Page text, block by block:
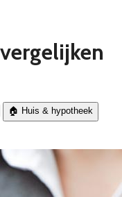
🏠 Huis & hypotheek